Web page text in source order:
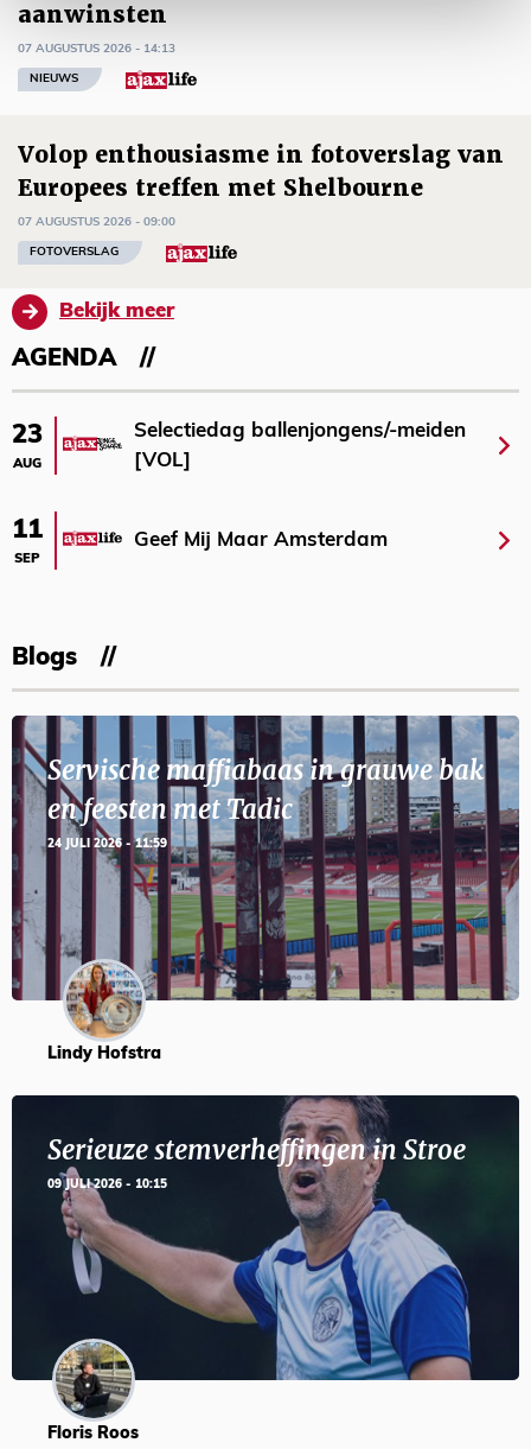
aanwinsten
07 AUGUSTUS 2026 - 14:13
NIEUWS
Volop enthousiasme in fotoverslag van
Europees treffen met Shelbourne
07 AUGUSTUS 2026 - 09:00
FOTOVERSLAG
Bekijk meer
AGENDA
23
AUG
Selectiedag ballenjongens/-meiden
[VOL]
11
SEP
Geef Mij Maar Amsterdam
Blogs
Servische maffiabaas in grauwe bak
en feesten met Tadic
24 JULI 2026 - 11:59
Lindy Hofstra
Serieuze stemverheffingen in Stroe
09 JULI 2026 - 10:15
Floris Roos